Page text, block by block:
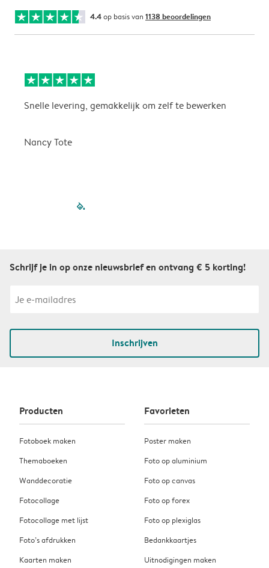
4.4op basis van 1138 beoordelingen
Snelle levering, gemakkelijk om zelf te bewerken
Nancy Tote
filled-pagination
Schrijf je in op onze nieuwsbrief en ontvang € 5 korting!
Inschrijven
Producten
Fotoboek maken
Themaboeken
Wanddecoratie
Fotocollage
Fotocollage met lijst
Foto’s afdrukken
Kaarten maken
Favorieten
Poster maken
Foto op aluminium
Foto op canvas
Foto op forex
Foto op plexiglas
Bedankkaartjes
Uitnodigingen maken